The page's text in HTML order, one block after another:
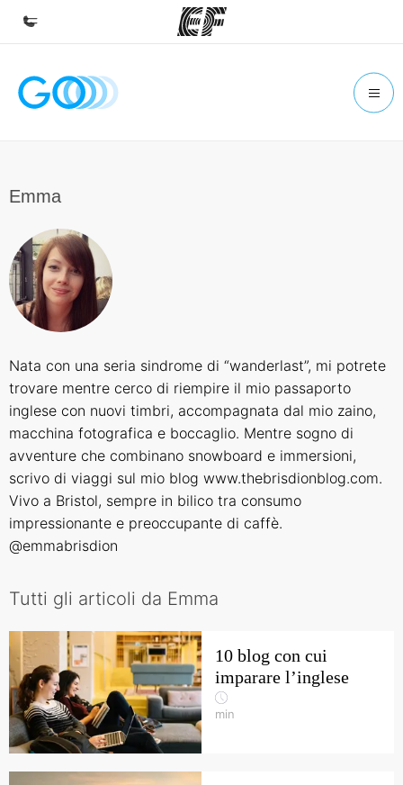
Homepage
Trova l'ufficio più vicino
Chi siamo
La nostra organizzazione
Emma
Nata con una seria sindrome di “wanderlast”, mi potrete
trovare mentre cerco di riempire il mio passaporto
inglese con nuovi timbri, accompagnata dal mio zaino,
macchina fotografica e boccaglio. Mentre sogno di
avventure che combinano snowboard e immersioni,
scrivo di viaggi sul mio blog www.thebrisdionblog.com.
Vivo a Bristol, sempre in bilico tra consumo
impressionante e preoccupante di caffè.
@emmabrisdion
Tutti gli articoli da Emma
10 blog con cui
imparare l’inglese
min